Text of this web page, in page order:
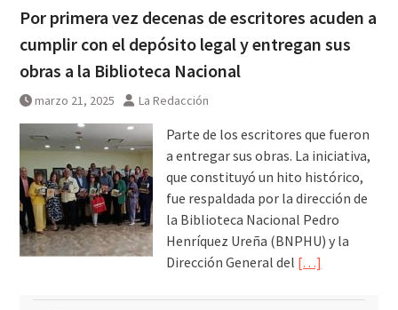
Por primera vez decenas de escritores acuden a
cumplir con el depósito legal y entregan sus
obras a la Biblioteca Nacional
marzo 21, 2025 La Redacción
Parte de los escritores que fueron
a entregar sus obras. La iniciativa,
que constituyó un hito histórico,
fue respaldada por la dirección de
la Biblioteca Nacional Pedro
Henríquez Ureña (BNPHU) y la
Dirección General del […]